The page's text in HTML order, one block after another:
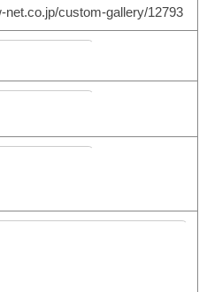
net.co.jp/custom-gallery/12793